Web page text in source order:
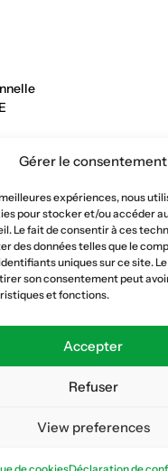
Gérer le consentement
expériences, nous
pour stocker et/ou accéder
Le fait de consentir à ces
des données telles que le
uniques sur ce site.
son consentement peut
et fonctions.
Accepter
Refuser
View preferences
civil